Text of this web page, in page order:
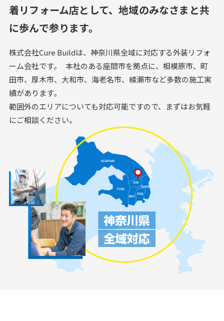
着リフォーム店として、地域のみなさまと共
に歩んで参ります。
株式会社Cure Buildは、神奈川県全域に対応する外装リフォ
ーム会社です。 本社のある座間市を拠点に、相模原市、町
田市、厚木市、大和市、海老名市、綾瀬市など多数の施工実
績があります。
範囲外のエリアについても対応可能ですので、まずはお気軽
にご相談ください。